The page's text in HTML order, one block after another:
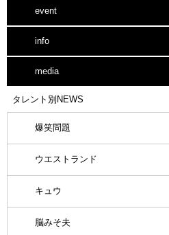
event
info
media
タレント別NEWS
爆笑問題
ウエストランド
キュウ
脳みそ夫